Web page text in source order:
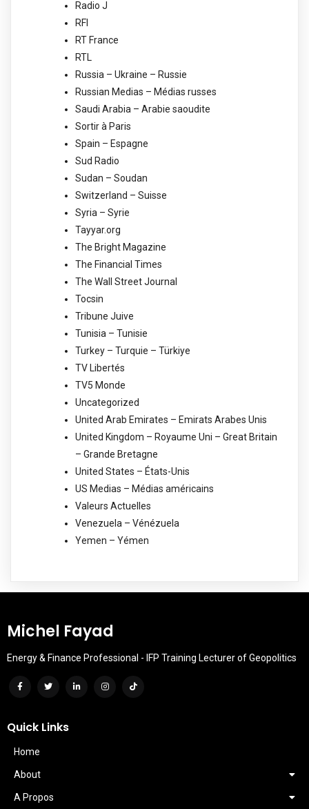
Radio J
RFI
RT France
RTL
Russia – Ukraine – Russie
Russian Medias – Médias russes
Saudi Arabia – Arabie saoudite
Sortir à Paris
Spain – Espagne
Sud Radio
Sudan – Soudan
Switzerland – Suisse
Syria – Syrie
Tayyar.org
The Bright Magazine
The Financial Times
The Wall Street Journal
Tocsin
Tribune Juive
Tunisia – Tunisie
Turkey – Turquie – Türkiye
TV Libertés
TV5 Monde
Uncategorized
United Arab Emirates – Emirats Arabes Unis
United Kingdom – Royaume Uni – Great Britain
– Grande Bretagne
United States – États-Unis
US Medias – Médias américains
Valeurs Actuelles
Venezuela – Vénézuela
Yemen – Yémen
Michel Fayad
Energy & Finance Professional - IFP Training Lecturer of Geopolitics
Quick Links
Home
About
A Propos